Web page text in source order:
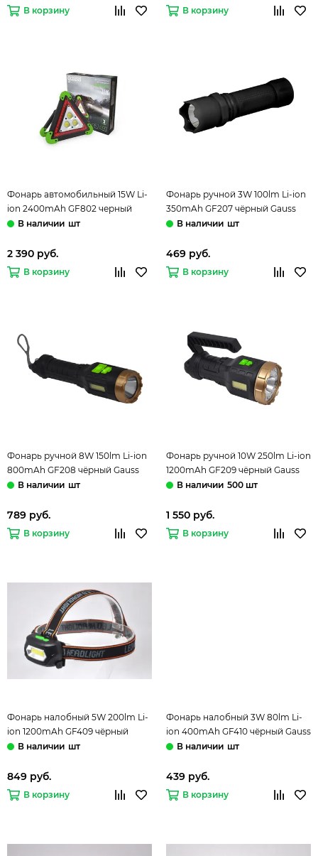
В корзину В корзину
Фонарь автомобильный 15W Li-
ion 2400mAh GF802 черный
Gauss
шт
2 390 руб.
В корзину
Фонарь ручной 3W 100lm Li-ion
350mAh GF207 чёрный Gauss
шт
469 руб.
В корзину
Фонарь ручной 8W 150lm Li-ion
800mAh GF208 чёрный Gauss
шт
789 руб.
В корзину
Фонарь ручной 10W 250lm Li-ion
1200mAh GF209 чёрный Gauss
500 шт
1 550 руб.
В корзину
Фонарь налобный 5W 200lm Li-
ion 1200mAh GF409 чёрный
Gauss
шт
849 руб.
В корзину
Фонарь налобный 3W 80lm Li-
ion 400mAh GF410 чёрный Gauss
шт
439 руб.
В корзину